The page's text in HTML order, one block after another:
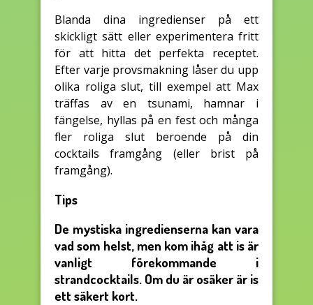
Blanda dina ingredienser på ett
skickligt sätt eller experimentera fritt
för att hitta det perfekta receptet.
Efter varje provsmakning låser du upp
olika roliga slut, till exempel att Max
träffas av en tsunami, hamnar i
fängelse, hyllas på en fest och många
fler roliga slut beroende på din
cocktails framgång (eller brist på
framgång).
Tips
De mystiska ingredienserna kan vara
vad som helst, men kom ihåg att is är
vanligt förekommande i
strandcocktails. Om du är osäker är is
ett säkert kort.